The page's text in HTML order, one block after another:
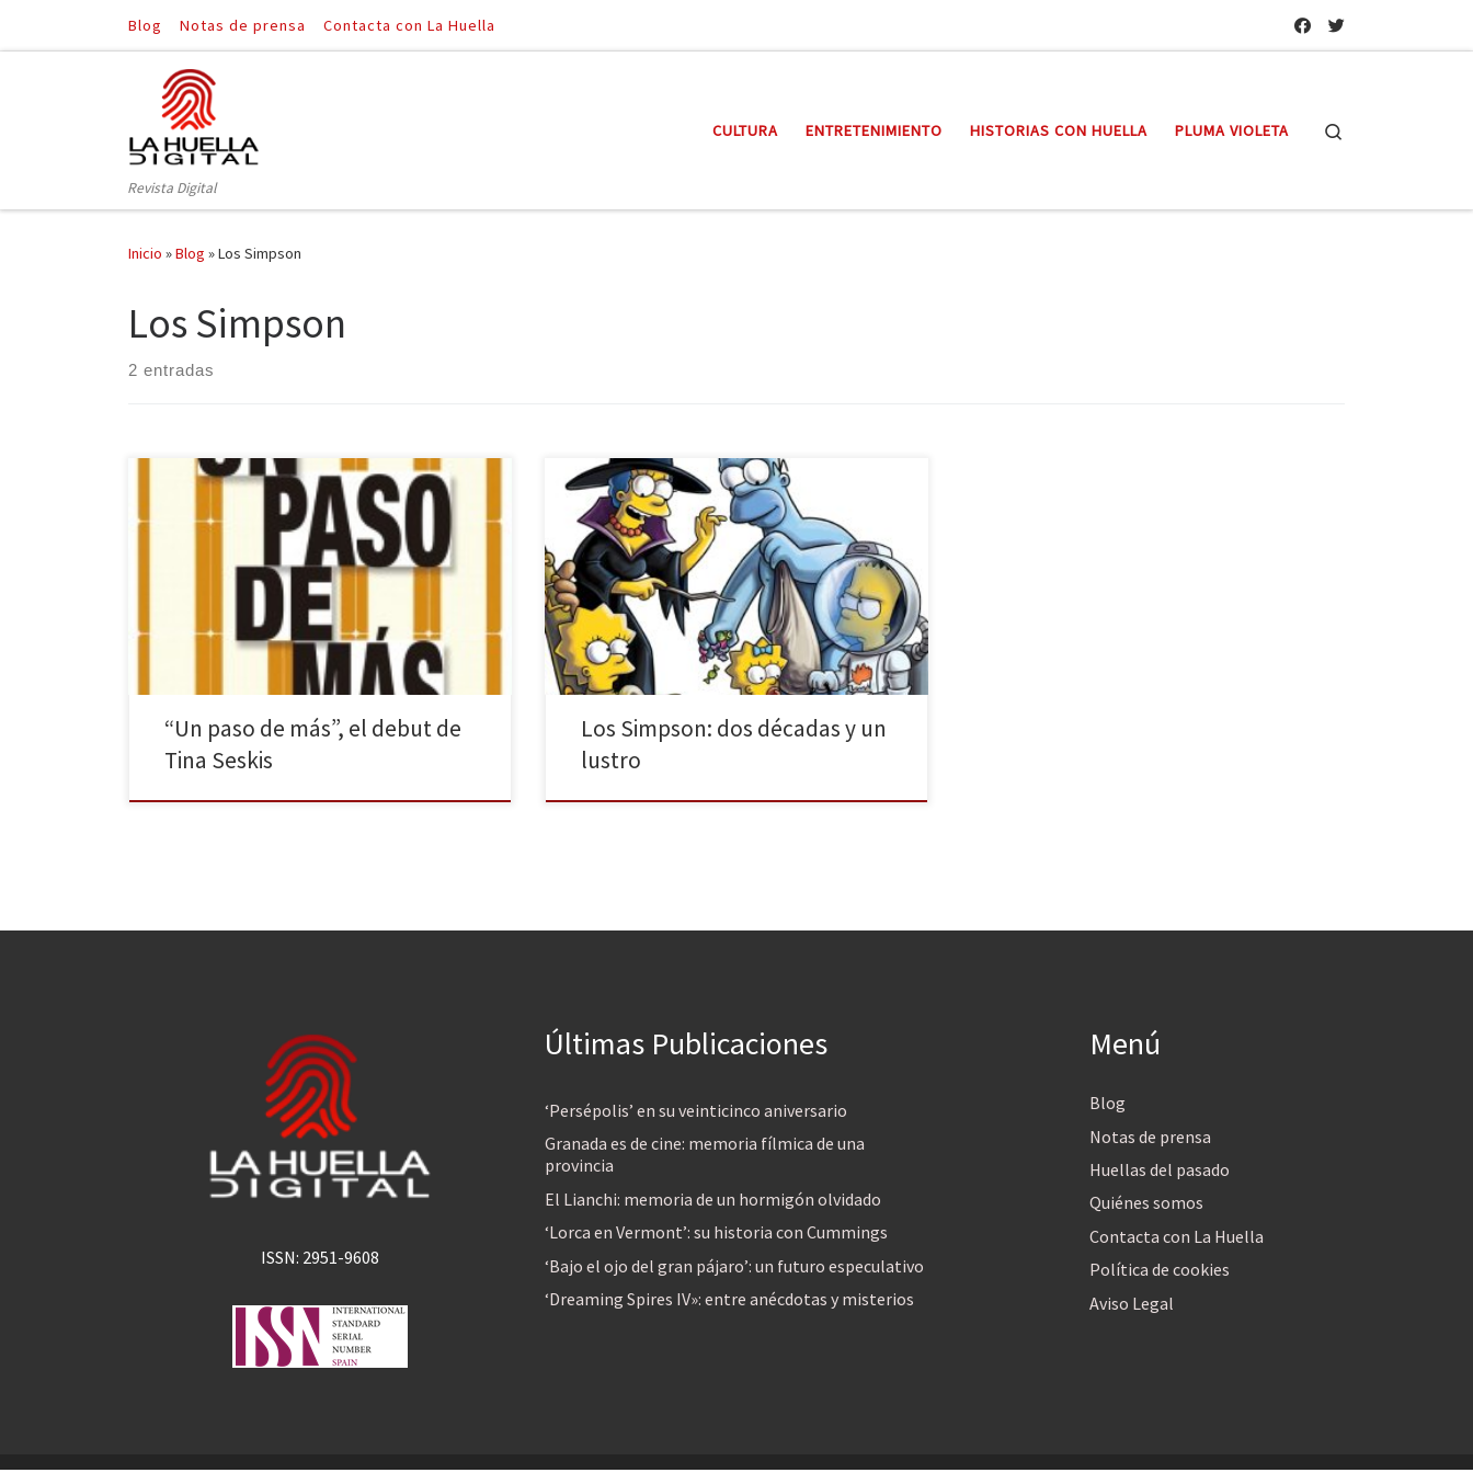
Saltar al contenido
Blog Notas de prensa Contacta con La Huella
Revista Digital
CULTURA ENTRETENIMIENTO HISTORIAS CON HUELLA PLUMA VIOLETA
Inicio »Blog »Los Simpson
Los Simpson
2 entradas
Suma de Letras nos regala la ópera prima de Tina
Seskis, una novela intrigante e inesperada que
escribió para su madre. Es innegable que el comienzo
de Un paso de más de Tina Seskis recuerda a Perdida
(Gone Girl) de Gillian Flynn, recientemente adaptada
a la gran pantalla por David […]
“Un paso de más”, el debut de
Tina Seskis
La serie que todos hemos visto, un pequeño
homenaje a los dibujos animados más irreverentes de
la televisión. Veinticinco años de crítica, éxito y algún
que otro fracaso. ¿Quién no conoce a la familia
Simpson? Los Simpson son como la Coca-Cola y el
Real Madrid, hasta la persona en el […]
Los Simpson: dos décadas y un
lustro
ISSN: 2951-9608
Últimas Publicaciones
‘Persépolis’ en su veinticinco aniversario
Granada es de cine: memoria fílmica de una
provincia
El Lianchi: memoria de un hormigón olvidado
‘Lorca en Vermont’: su historia con Cummings
‘Bajo el ojo del gran pájaro’: un futuro especulativo
‘Dreaming Spires IV»: entre anécdotas y misterios
Menú
Blog
Notas de prensa
Huellas del pasado
Quiénes somos
Contacta con La Huella
Política de cookies
Aviso Legal